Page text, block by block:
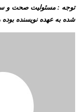
توجه : مسئولیت صحت و
شده به عهده نویسنده